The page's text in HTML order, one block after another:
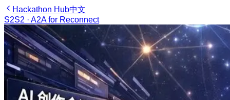
Hackathon Hub中文
S2S2 · A2A for Reconnect